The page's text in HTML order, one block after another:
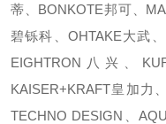
蒂、BONKOTE邦可、
碧铄科、OHTAKE大武
EIGHTRON八兴、
KAISER+KRAFT皇加力
TECHNO DESIGN、